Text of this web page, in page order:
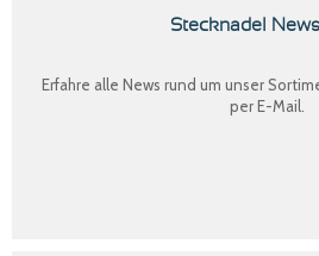
Stecknadel
Erfahre alle News rund um unser
per E-Mail.